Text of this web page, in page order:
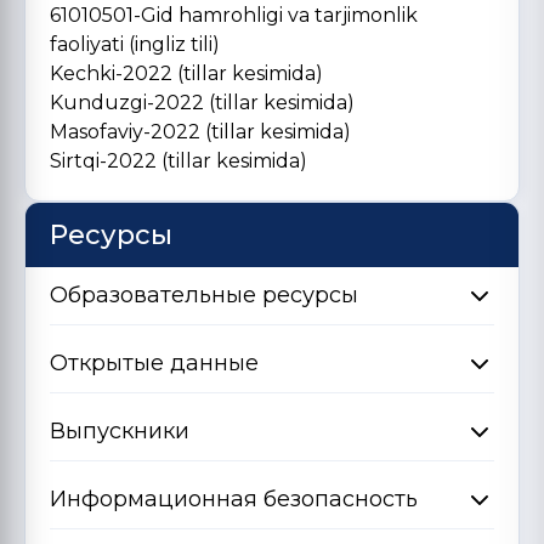
61010501-Gid hamrohligi va tarjimonlik
faoliyati (ingliz tili)
Kechki-2022 (tillar kesimida)
Kunduzgi-2022 (tillar kesimida)
Masofaviy-2022 (tillar kesimida)
Sirtqi-2022 (tillar kesimida)
Ресурсы
Образовательные ресурсы
Открытые данные
Выпускники
Информационная безопасность